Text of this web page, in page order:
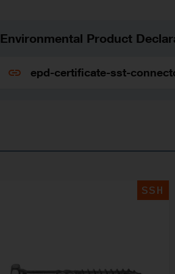
Environmental Product
epd-certificate-sst-
SSH